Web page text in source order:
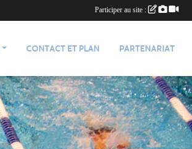
CONTACT ET PLAN PARTENARIAT
Participer au site :